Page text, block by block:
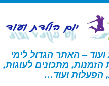
– האתר הגדול לימי
מתכונים לעוגות,
ועוד…